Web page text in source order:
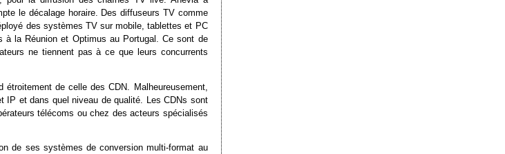
le décalage horaire. Des diffuseurs TV comme
des systèmes TV sur mobile, tablettes et PC
à la Réunion et Optimus au Portugal. Ce sont de
ne tiennent pas à ce que leurs concurrents
de celle des CDN. Malheureusement,
IP et dans quel niveau de qualité. Les CDNs sont
télécoms ou chez des acteurs spécialisés
de ses systèmes de conversion multi-format au